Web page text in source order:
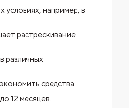
условиях, например, в
растрескивание
различных
средства.
12 месяцев.